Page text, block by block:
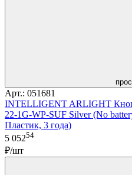
Арт.: 051681
INTELLIGENT ARLIGHT
22-1G-WP-SUF Silver (No
Пластик, 3 года)
5 05254
₽/шт